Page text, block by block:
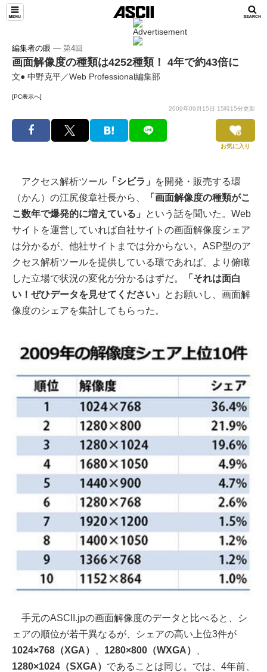
編集者の眼 ― 第4回
画面解像度の種類は4252種類！ 4年で約43倍に
文● 中野克平／Web Professional編集部
[PC表示へ]
2009年09月15日 15時15分更新
お気に入り
アクセス解析ツール 「シビラ」
を開発・販売する環
（かん）の江尻俊章社長から、
「画面解像度の種類がこ
こ数年で爆発的に増えている」
という話を聞いた。Web
サイトを運営していれば自社サイトの画面解像度シェア
は分かるが、他社サイトまでは分からない。ASP型のア
クセス解析ツールを提供している環であれば、より俯瞰
した立場で状況の変化が分かるはずだ。
「それは面白
い！ぜひデータを見せてください」
とお願いし、画面解
像度のシェアを集計してもらった。
手元のASCII.jpの画面解像度のデータと比べると、シ
ェアの順位が若干異なるが、シェアの高い上位3件が
1024×768（XGA）
1280×800（WXGA）
1280×1024（SXGA） であることは同じ。では、4年前、